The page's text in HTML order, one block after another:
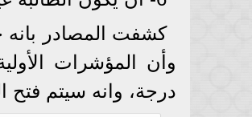
درجة، وانه سيتم فتح